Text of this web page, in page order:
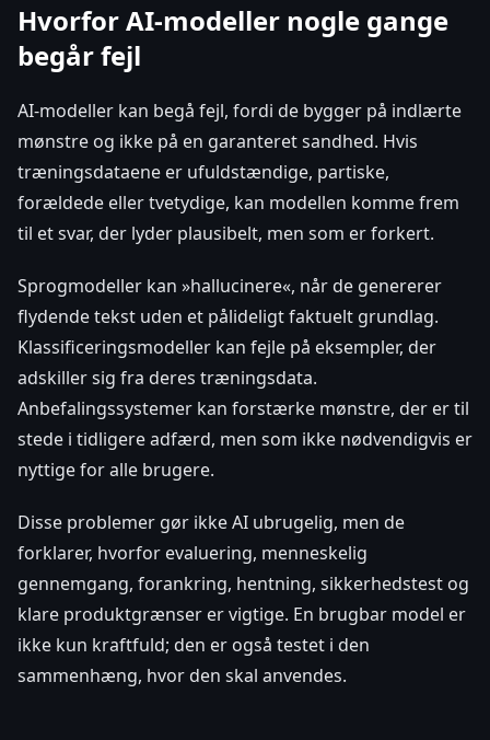
Hvorfor AI-modeller nogle gange
begår fejl
AI-modeller kan begå fejl, fordi de bygger på indlærte
mønstre og ikke på en garanteret sandhed. Hvis
træningsdataene er ufuldstændige, partiske,
forældede eller tvetydige, kan modellen komme frem
til et svar, der lyder plausibelt, men som er forkert.
Sprogmodeller kan »hallucinere«, når de genererer
flydende tekst uden et pålideligt faktuelt grundlag.
Klassificeringsmodeller kan fejle på eksempler, der
adskiller sig fra deres træningsdata.
Anbefalingssystemer kan forstærke mønstre, der er til
stede i tidligere adfærd, men som ikke nødvendigvis er
nyttige for alle brugere.
Disse problemer gør ikke AI ubrugelig, men de
forklarer, hvorfor evaluering, menneskelig
gennemgang, forankring, hentning, sikkerhedstest og
klare produktgrænser er vigtige. En brugbar model er
ikke kun kraftfuld; den er også testet i den
sammenhæng, hvor den skal anvendes.